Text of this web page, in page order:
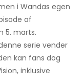
i Wandas egen
af
5. marts.
serie vender
kan fans dog
inklusive